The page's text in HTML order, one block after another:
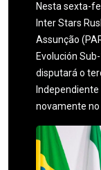
Nesta sexta-
Inter Stars
Assunção
Evolución
disputará o
novamente no